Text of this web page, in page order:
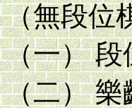
（無段位
（一） 段
（二） 樂